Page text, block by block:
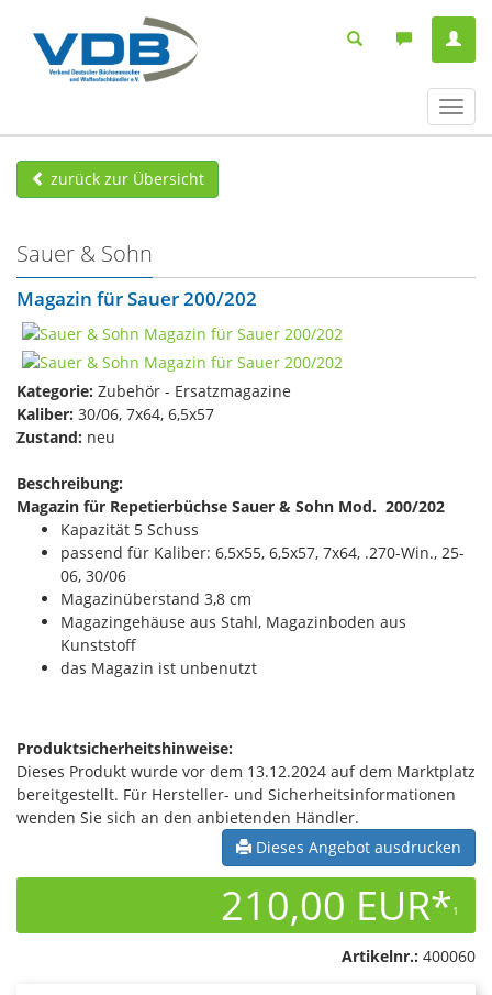
ein-/
zurück zur Übersicht
Sauer & Sohn
Magazin für Sauer 200/202
Kategorie: Zubehör - Ersatzmagazine
Kaliber: 30/06, 7x64, 6,5x57
Zustand: neu
Beschreibung:
Magazin für Repetierbüchse Sauer & Sohn Mod. 200/202
Kapazität 5 Schuss
passend für Kaliber: 6,5x55, 6,5x57, 7x64, .270-Win., 25-
06, 30/06
Magazinüberstand 3,8 cm
Magazingehäuse aus Stahl, Magazinboden aus
Kunststoff
das Magazin ist unbenutzt
Produktsicherheitshinweise:
Dieses Produkt wurde vor dem 13.12.2024 auf dem Marktplatz
bereitgestellt. Für Hersteller- und Sicherheitsinformationen
wenden Sie sich an den anbietenden Händler.
Dieses Angebot ausdrucken
210,00 EUR*1
Artikelnr.: 400060